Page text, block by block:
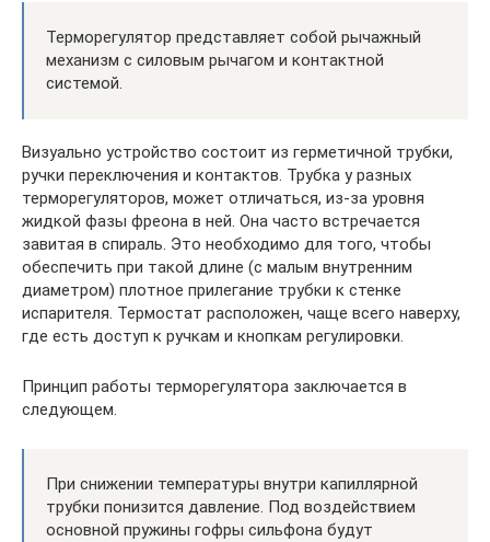
Терморегулятор представляет собой рычажный
механизм с силовым рычагом и контактной
системой.
Визуально устройство состоит из герметичной трубки,
ручки переключения и контактов. Трубка у разных
терморегуляторов, может отличаться, из-за уровня
жидкой фазы фреона в ней. Она часто встречается
завитая в спираль. Это необходимо для того, чтобы
обеспечить при такой длине (с малым внутренним
диаметром) плотное прилегание трубки к стенке
испарителя. Термостат расположен, чаще всего наверху,
где есть доступ к ручкам и кнопкам регулировки.
Принцип работы терморегулятора заключается в
следующем.
При снижении температуры внутри капиллярной
трубки понизится давление. Под воздействием
основной пружины гофры сильфона будут